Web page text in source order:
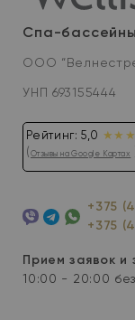
Спа-
ООО
УНП 693155444
Рейтинг: 5,0
( Отзывы на Google Картах
Telegram
WhatsApp
+375
+375
Прием заявок и
10:00 - 20:00